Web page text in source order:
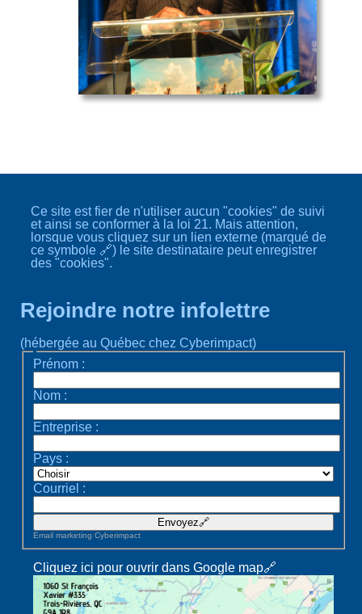
Ce site est fier de n'utiliser aucun "cookies" de suivi
et ainsi se conformer à la loi 21. Mais attention,
lorsque vous cliquez sur un lien externe (marqué de
ce symbole 🔗) le site destinataire peut enregistrer
des "cookies".
Rejoindre notre infolettre
(hébergée au Québec chez Cyberimpact)
Prénom :
Nom :
Entreprise :
Pays :
Courriel :
Email marketing Cyberimpact
Cliquez ici pour ouvrir dans Google map🔗